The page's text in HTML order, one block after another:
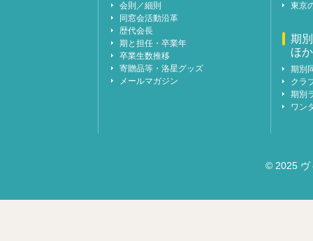
会則／細則
同窓会活動沿革
歴代会長
期と担任・卒業年
卒業生数推移
寄贈品等・洛星グッズ
メールマガジン
東京
期
ほか
期別
クラ
期別
ワン
© 2025 ヴ